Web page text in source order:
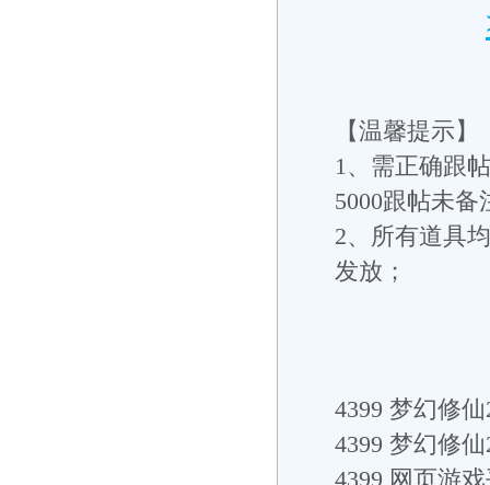
【温馨提示】
1、需正确跟
5000跟帖未
2、所有道具
发放；
4399 梦幻修仙
4399 梦幻修
4399 网页游